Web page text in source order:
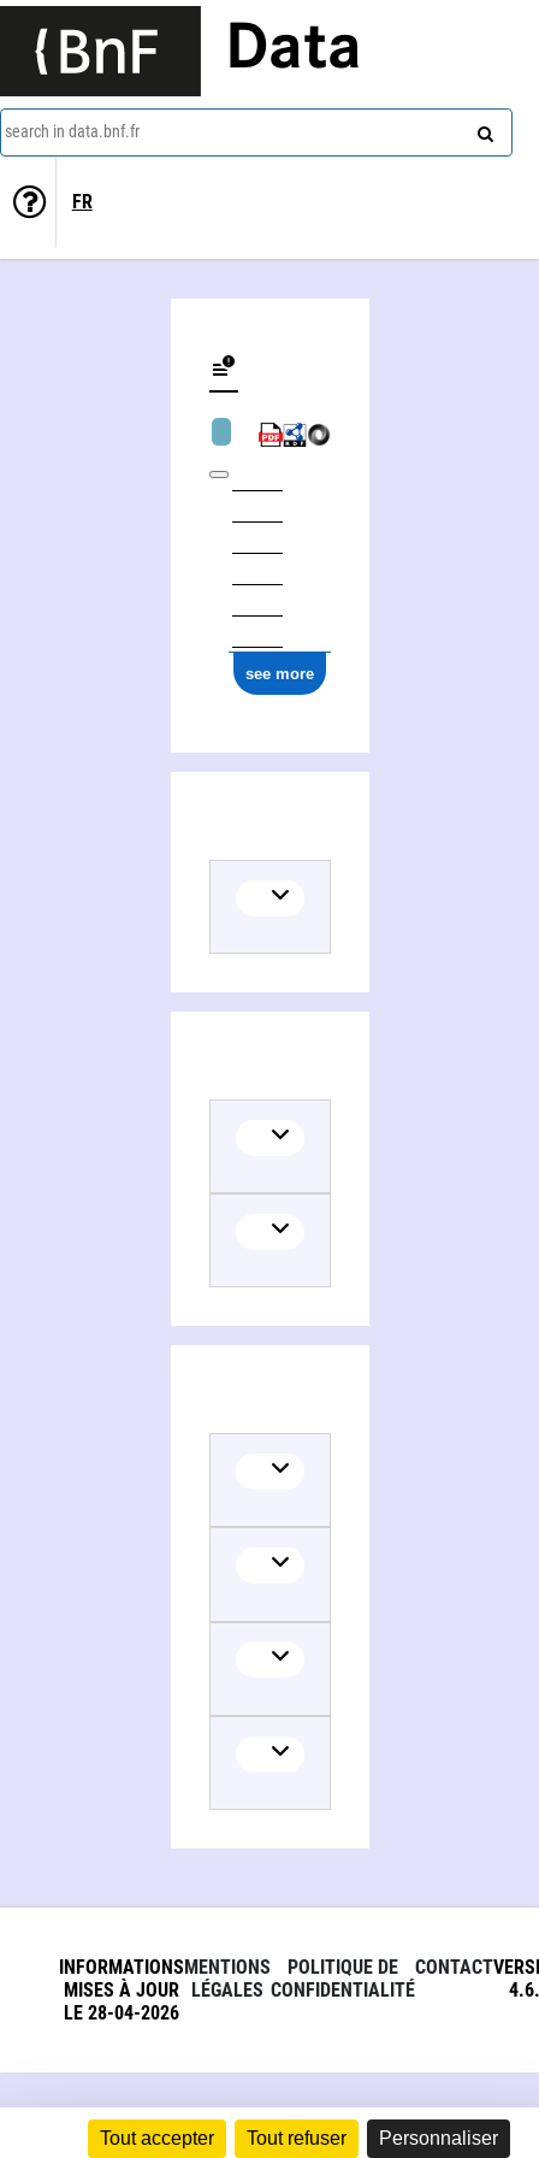
Tout accepter Tout refuser Personnaliser
Data
search in data.bnf.fr
FR
see more
INFORMATIONS
MISES À JOUR
LE 28-04-2026
MENTIONS
LÉGALES
POLITIQUE DE
CONFIDENTIALITÉ
CONTACT